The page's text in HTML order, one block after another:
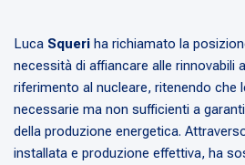
Luca Squeri ha richiamato la
necessità di affiancare alle rinnovabili
riferimento al nucleare, ritenendo che
necessarie ma non sufficienti a
della produzione energetica.
installata e produzione effettiva, ha